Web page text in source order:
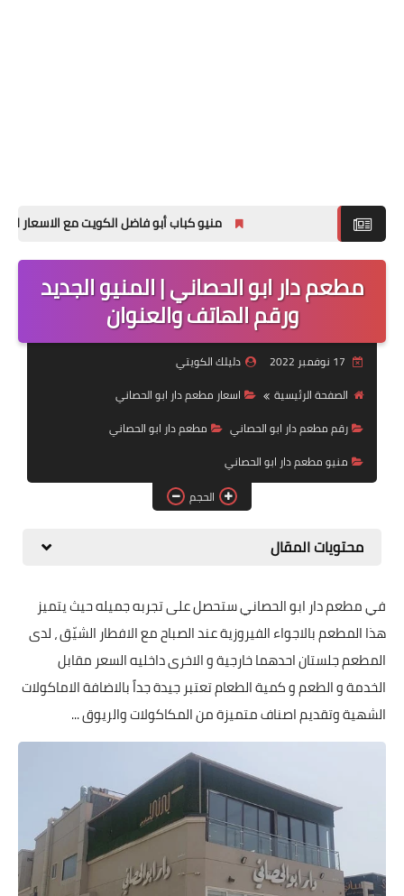
منيو كباب أبو فاضل الكويت مع الاسعار لجميع الفروع
مطعم دار ابو الحصاني | المنيو الجديد
ورقم الهاتف والعنوان
دليلك الكويتي
الصفحة الرئيسية
اسعار مطعم دار ابو الحصاني
رقم مطعم دار ابو الحصاني
مطعم دار ابو الحصاني
منيو مطعم دار ابو الحصاني
الحجم
محتويات المقال
في مطعم دار ابو الحصاني ستحصل على تجربه جميله حيث يتميز
هذا المطعم بالاجواء الفيروزية عند الصباح مع الافطار الشيّق ، لدى
المطعم جلستان احدهما خارجية و الاخرى داخليه السعر مقابل
الخدمة و الطعم و كمية الطعام تعتبر جيدة جداً بالاضافة الاماكولات
الشهية وتقديم اصناف متميزة من المكاكولات والريوق ...